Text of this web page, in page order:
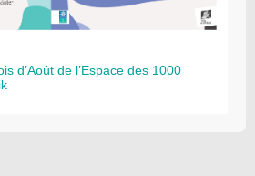
d’Août de l’Espace des 1000